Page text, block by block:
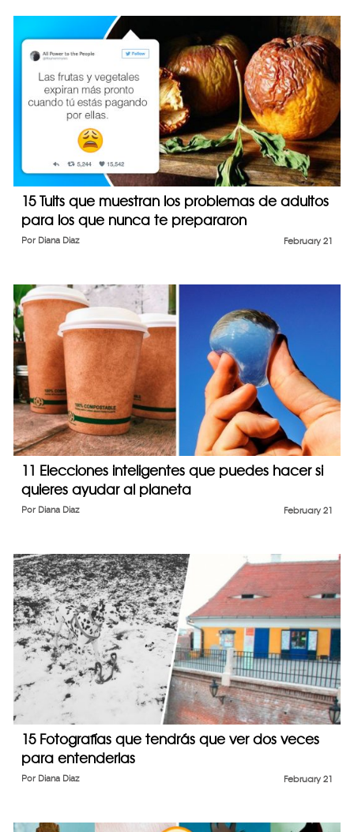
15 Tuits que muestran los problemas de adultos
para los que nunca te prepararon
February 21
Por Diana Diaz
11 Elecciones inteligentes que puedes hacer si
quieres ayudar al planeta
February 21
Por Diana Diaz
15 Fotografías que tendrás que ver dos veces
para entenderlas
February 21
Por Diana Diaz